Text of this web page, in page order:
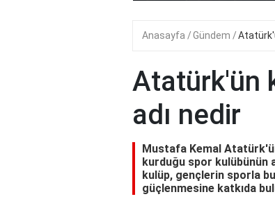
Anasayfa Gündem
Atatürk'ün
adı nedir
Mustafa Kemal
kurduğu spor kulübünün
kulüp, gençlerin sporla
güçlenmesine katkıda